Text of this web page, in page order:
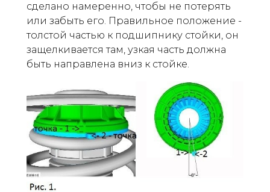
сделано намеренно, чтобы не потерять
или забыть его. Правильное положение -
толстой частью к подшипнику стойки, он
защелкивается там, узкая часть должна
быть направлена вниз к стойке.